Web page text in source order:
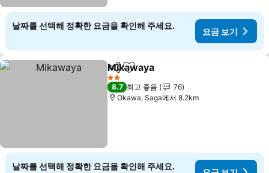
날짜를 선택해 정확한 요금을 확인해 주세요.
요금 보기
공유 즐겨찾기에 추가
Mikawaya
2 성급
8.7 최고 좋음
76
Okawa, Saga에서 8.2km
날짜를 선택해 정확한 요금을 확인해 주세요.